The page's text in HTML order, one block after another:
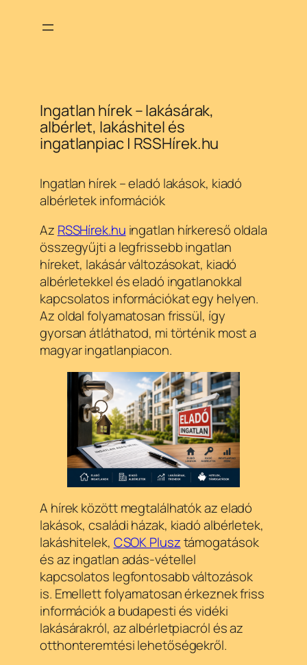
Ingatlan hírek – lakásárak,
albérlet, lakáshitel és
ingatlanpiac | RSSHírek.hu
Ingatlan hírek – eladó lakások, kiadó
albérletek információk
Az RSSHírek.hu ingatlan hírkereső oldala
összegyűjti a legfrissebb ingatlan
híreket, lakásár változásokat, kiadó
albérletekkel és eladó ingatlanokkal
kapcsolatos információkat egy helyen.
Az oldal folyamatosan frissül, így
gyorsan átláthatod, mi történik most a
magyar ingatlanpiacon.
A hírek között megtalálhatók az eladó
lakások, családi házak, kiadó albérletek,
lakáshitelek, CSOK Plusztámogatások
és az ingatlan adás-vétellel
kapcsolatos legfontosabb változások
is. Emellett folyamatosan érkeznek friss
információk a budapesti és vidéki
lakásárakról, az albérletpiacról és az
otthonteremtési lehetőségekről.